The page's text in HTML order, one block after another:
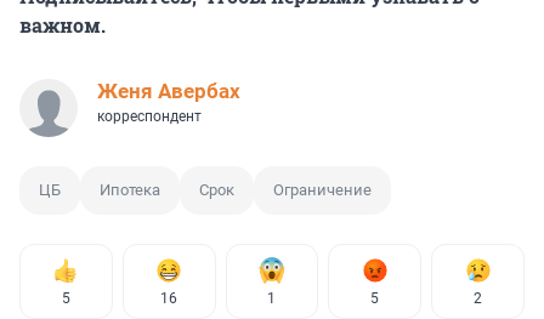
важном.
Женя Авербах
корреспондент
ЦБ Ипотека Срок Ограничение
5 16 1 5 2